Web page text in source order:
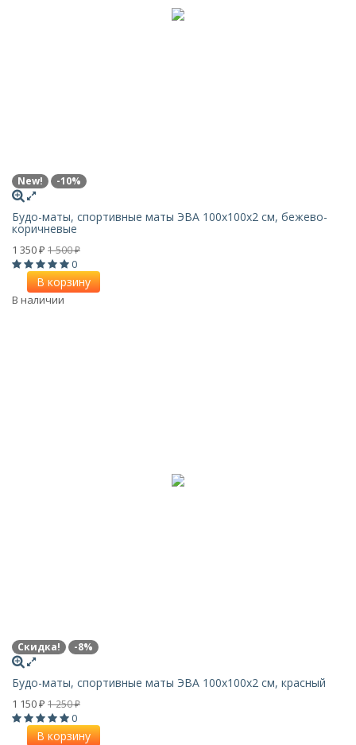
New! -10%
Будо-маты, спортивные маты ЭВА 100х100x2 см, бежево-
коричневые
1 350 ₽ 1 500₽
0
В корзину
В наличии
Скидка! -8%
Будо-маты, спортивные маты ЭВА 100х100x2 см, красный
1 150 ₽ 1 250₽
0
В корзину